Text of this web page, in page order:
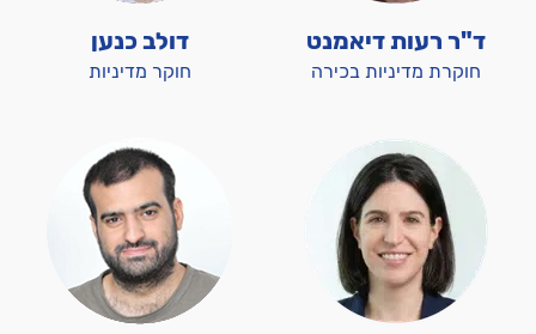
ד"ר רעות דיאמנט
חוקרת מדיניות בכירה
דולב כנען
חוקר מדיניות